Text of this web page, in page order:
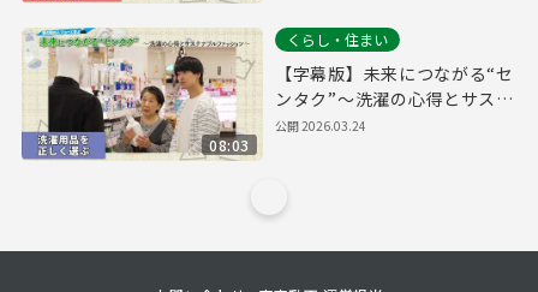
08:03
くらし・住まい
【字幕版】未来につながる“セ
ンタク”～洗濯の心得とサステ
ナブルファッション～【洗濯
公開2026.03.24